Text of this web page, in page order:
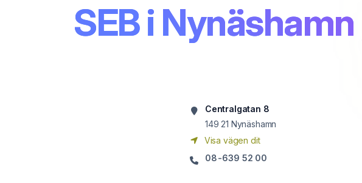
SEB i Nynäshamn
Centralgatan 8
149 21 Nynäshamn
Visa vägen dit
08-639 52 00